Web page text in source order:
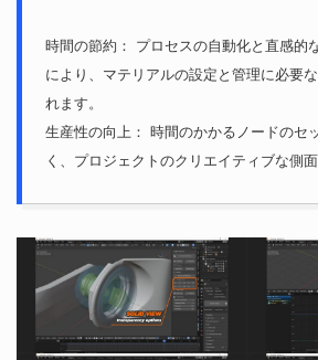
時間の節約： プロセスの自動化と直感的
により、マテリアルの設定と管理に必要
れます。
生産性の向上： 時間のかかるノードのセ
く、プロジェクトのクリエイティブな側